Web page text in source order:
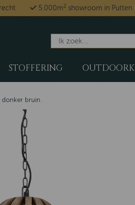
5.000m2 showroom in Putten
STOFFERING
donker bruin